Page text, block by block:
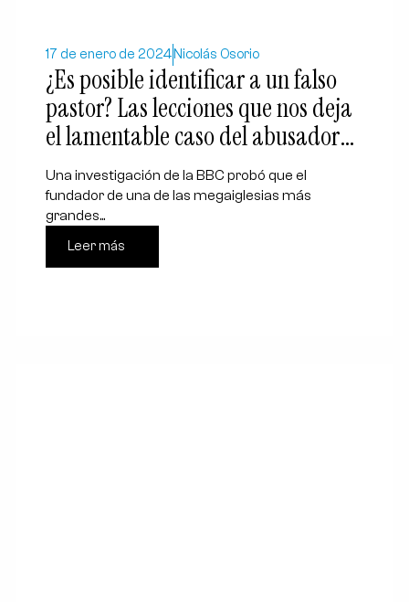
17 de enero de 2024 Nicolás Osorio
¿Es posible identificar a un falso
pastor? Las lecciones que nos deja
el lamentable caso del abusador
T.B. Joshua
Una investigación de la BBC probó que el
fundador de una de las megaiglesias más
grandes...
Leer más